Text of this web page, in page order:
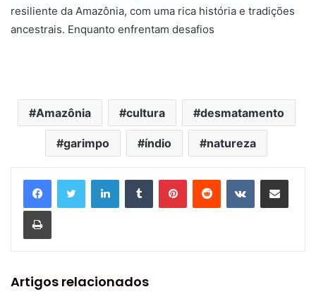
resiliente da Amazônia, com uma rica história e tradições
ancestrais. Enquanto enfrentam desafios
Amazônia cultura desmatamento
garimpo índio natureza
Artigos relacionados